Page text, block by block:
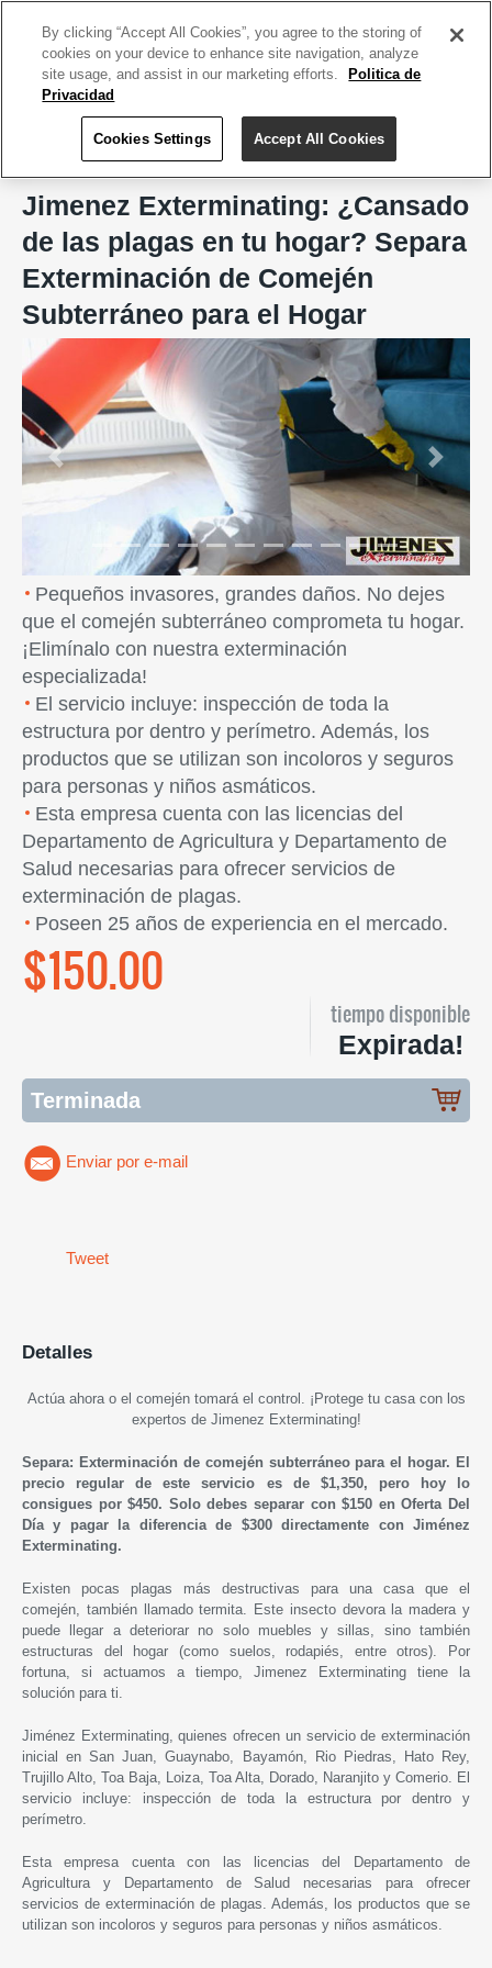
Jimenez Exterminating
Jimenez Exterminating: ¿Cansado
de las plagas en tu hogar? Separa
Exterminación de Comején
Subterráneo para el Hogar
Previous Next
Pequeños invasores, grandes daños. No dejes
que el comején subterráneo comprometa tu hogar.
¡Elimínalo con nuestra exterminación
especializada!
El servicio incluye: inspección de toda la
estructura por dentro y perímetro. Además, los
productos que se utilizan son incoloros y seguros
para personas y niños asmáticos.
Esta empresa cuenta con las licencias del
Departamento de Agricultura y Departamento de
Salud necesarias para ofrecer servicios de
exterminación de plagas.
Poseen 25 años de experiencia en el mercado.
$150.00
tiempo disponible
Expirada!
Terminada
Enviar por e-mail
Tweet
Detalles
Actúa ahora o el comején tomará el control. ¡Protege tu casa con los
expertos de Jimenez Exterminating!
Separa: Exterminación de comején subterráneo para el hogar. El
precio regular de este servicio es de $1,350, pero hoy lo
consigues por $450. Solo debes separar con $150 en Oferta Del
Día y pagar la diferencia de $300 directamente con Jiménez
Exterminating.
Existen pocas plagas más destructivas para una casa que el
comején, también llamado termita. Este insecto devora la madera y
puede llegar a deteriorar no solo muebles y sillas, sino también
estructuras del hogar (como suelos, rodapiés, entre otros). Por
fortuna, si actuamos a tiempo, Jimenez Exterminating tiene la
solución para ti
Jiménez Exterminating, quienes ofrecen un servicio de exterminación
inicial en San Juan, Guaynabo, Bayamón, Rio Piedras, Hato Rey,
Trujillo Alto, Toa Baja, Loiza, Toa Alta, Dorado, Naranjito y Comerio. El
servicio incluye: inspección de toda la estructura por dentro y
perímetro.
Esta empresa cuenta con las licencias del Departamento de
Agricultura y Departamento de Salud necesarias para ofrecer
servicios de exterminación de plagas. Además, los productos que se
utilizan son incoloros y seguros para personas y niños asmáticos.
By clicking “Accept All Cookies”, you agree to the storing of
cookies on your device to enhance site navigation, analyze
site usage, and assist in our marketing efforts.
Politica de
Privacidad
Cookies Settings Accept All Cookies